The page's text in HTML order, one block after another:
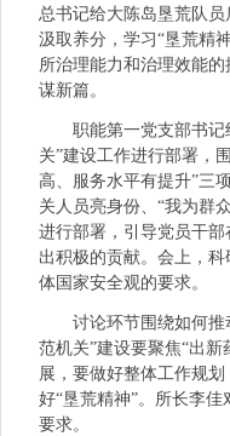
总书记给大陈岛垦荒队
汲取养分，学习“垦荒精
所治理能力和治理效能的
谋新篇。
职能第一党支部书记
关”建设工作进行部署，
高、服务水平有提升”三
关人员亮身份、“我为群
进行部署，引导党员干
出积极的贡献。会上，
体国家安全观的要求。
讨论环节围绕如何推
范机关”建设要聚焦“出
展，要做好整体工作规
好“垦荒精神”。所长李
要求。